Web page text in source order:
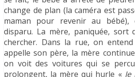
change de plan (la caméra est
maman pour revenir au bébé),
disparu. La mère, paniquée,
chercher. Dans la rue, on
appelle son père, la mère
on voit des voitures qui se
prolongent, la mère qui hurle «